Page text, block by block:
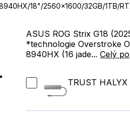
18"/2560x1600/32GB/1TB/
ASUS ROG Strix G18
*technologie Overstroke
8940HX (16 jade... Celý
TRUST